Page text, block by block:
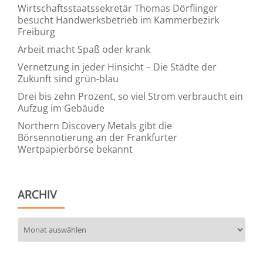
Wirtschaftsstaatssekretär Thomas Dörflinger
besucht Handwerksbetrieb im Kammerbezirk
Freiburg
Arbeit macht Spaß oder krank
Vernetzung in jeder Hinsicht – Die Städte der
Zukunft sind grün-blau
Drei bis zehn Prozent, so viel Strom verbraucht ein
Aufzug im Gebäude
Northern Discovery Metals gibt die
Börsennotierung an der Frankfurter
Wertpapierbörse bekannt
ARCHIV